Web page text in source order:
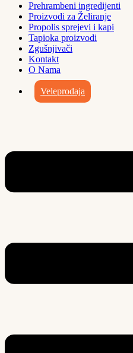
Prehrambeni ingredijenti
Proizvodi za Želiranje
Propolis sprejevi i kapi
Tapioka proizvodi
Zgušnjivači
Kontakt
O Nama
Veleprodaja